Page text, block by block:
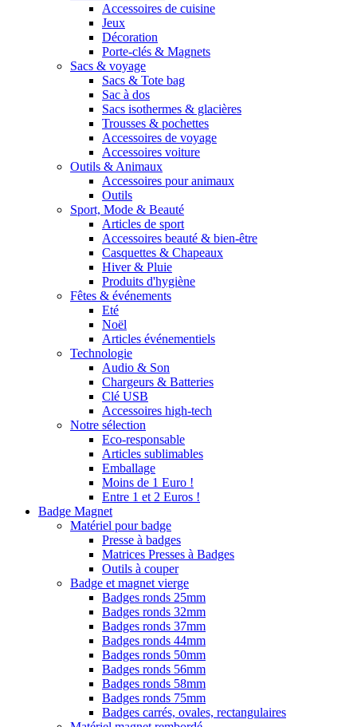
Accessoires de cuisine
Jeux
Décoration
Porte-clés & Magnets
Sacs & voyage
Sacs & Tote bag
Sac à dos
Sacs isothermes & glacières
Trousses & pochettes
Accessoires de voyage
Accessoires voiture
Outils & Animaux
Accessoires pour animaux
Outils
Sport, Mode & Beauté
Articles de sport
Accessoires beauté & bien-être
Casquettes & Chapeaux
Hiver & Pluie
Produits d'hygiène
Fêtes & événements
Eté
Noël
Articles événementiels
Technologie
Audio & Son
Chargeurs & Batteries
Clé USB
Accessoires high-tech
Notre sélection
Eco-responsable
Articles sublimables
Emballage
Moins de 1 Euro !
Entre 1 et 2 Euros !
Badge Magnet
Matériel pour badge
Presse à badges
Matrices Presses à Badges
Outils à couper
Badge et magnet vierge
Badges ronds 25mm
Badges ronds 32mm
Badges ronds 37mm
Badges ronds 44mm
Badges ronds 50mm
Badges ronds 56mm
Badges ronds 58mm
Badges ronds 75mm
Badges carrés, ovales, rectangulaires